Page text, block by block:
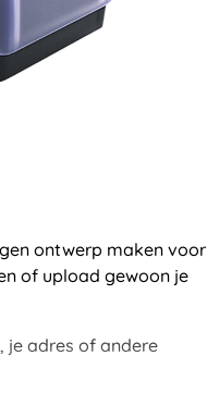
ontwerp maken voor
of upload gewoon je
je adres of andere